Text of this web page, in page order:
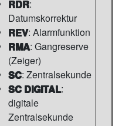
RDR:
Datumskorrektur
REV: Alarmfunktion
RMA: Gangreserve
(Zeiger)
SC: Zentralsekunde
SC DIGITAL:
digitale
Zentralsekunde